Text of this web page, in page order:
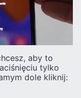
aby to
tylko
dole kliknij: